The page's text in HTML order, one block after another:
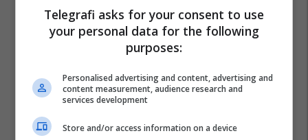
Telegrafi asks for your consent to use
your personal data for the following
purposes:
Personalised advertising and content, advertising and
content measurement, audience research and
services development
Store and/or access information on a device